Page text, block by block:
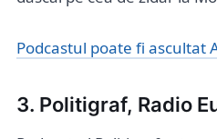
Podcastul poate fi ascultat
3. Politigraf, Radio